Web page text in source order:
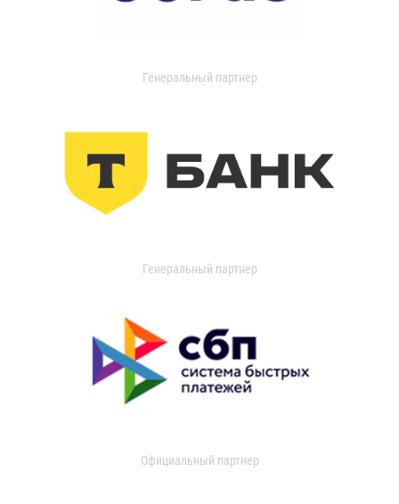
Генеральный партнер
Генеральный партнер
Официальный партнер